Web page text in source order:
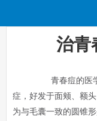
治青
青春痘的医学
症，好发于面颊、额
为与毛囊一致的圆锥